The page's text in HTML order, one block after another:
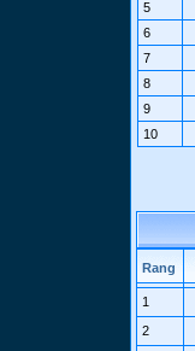
5
6
7
8
9
10
Rang
1
2